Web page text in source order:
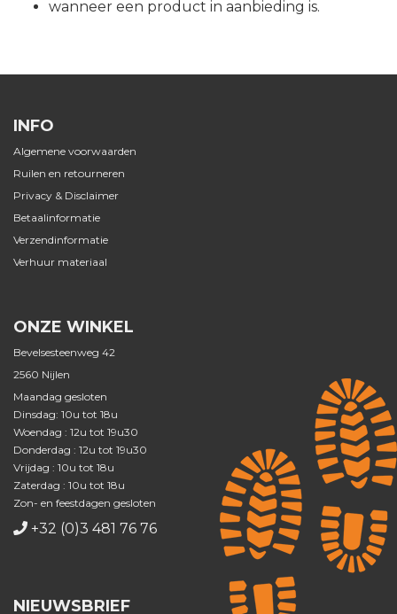
wanneer een product in aanbieding is.
INFO
Algemene voorwaarden
Ruilen en retourneren
Privacy & Disclaimer
Betaalinformatie
Verzendinformatie
Verhuur materiaal
ONZE WINKEL
Bevelsesteenweg 42
2560 Nijlen
Maandag gesloten
Dinsdag: 10u tot 18u
Woendag : 12u tot 19u30
Donderdag : 12u tot 19u30
Vrijdag : 10u tot 18u
Zaterdag : 10u tot 18u
Zon- en feestdagen gesloten
+32 (0)3 481 76 76
NIEUWSBRIEF